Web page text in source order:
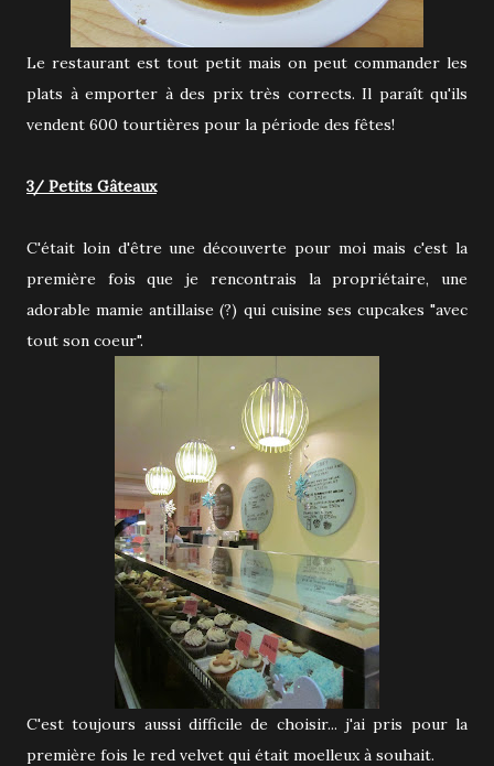
Le restaurant est tout petit mais on peut commander les
plats à emporter à des prix très corrects. Il paraît qu'ils
vendent 600 tourtières pour la période des fêtes!
3/ Petits Gâteaux
C'était loin d'être une découverte pour moi mais c'est la
première fois que je rencontrais la propriétaire, une
adorable mamie antillaise (?) qui cuisine ses cupcakes "avec
tout son coeur".
C'est toujours aussi difficile de choisir... j'ai pris pour la
première fois le red velvet qui était moelleux à souhait.